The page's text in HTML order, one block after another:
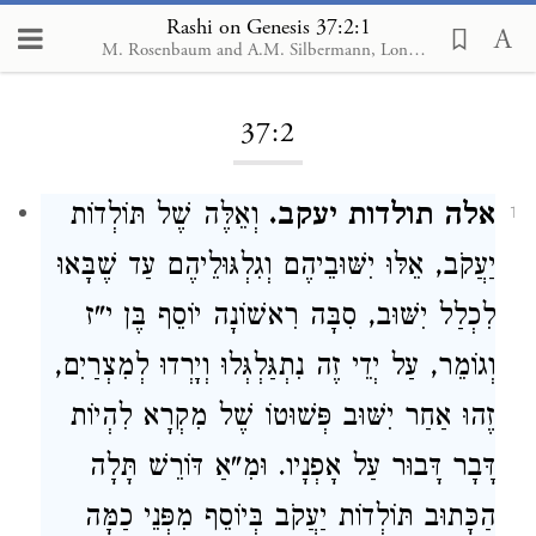
Rashi on Genesis 37:2:1
M. Rosenbaum and A.M. Silbermann, London, 1929-1934
Loading...
37:2
1 אלה תולדות יעקב. וְאֵלֶּה שֶׁל תּוֹלְדוֹת
יַעֲקֹב, אֵלּוּ יִשּׁוּבֵיהֶם וְגִלְגּוּלֵיהֶם עַד שֶׁבָּאוּ
לִכְלַל יִשּׁוּב, סִבָּה רִאשׁוֹנָה יוֹסֵף בֶּן י"ז
וְגוֹמֵר, עַל יְדֵי זֶה נִתְגַּלְגְּלוּ וְיָרְדוּ לְמִצְרַיִם,
זֶהוּ אַחַר יִשּׁוּב פְּשׁוּטוֹ שֶׁל מִקְרָא לִהְיוֹת
דָּבָר דָּבוּר עַל אָפְנָיו. וּמִ"אַ דּוֹרֵשׁ תָּלָה
הַכָּתוּב תּוֹלְדוֹת יַעֲקֹב בְּיוֹסֵף מִפְּנֵי כַמָּה